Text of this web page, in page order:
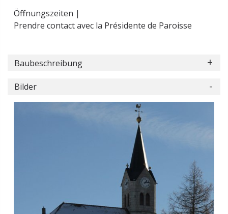
Öffnungszeiten |
Prendre contact avec la Présidente de Paroisse
Baubeschreibung
Bilder